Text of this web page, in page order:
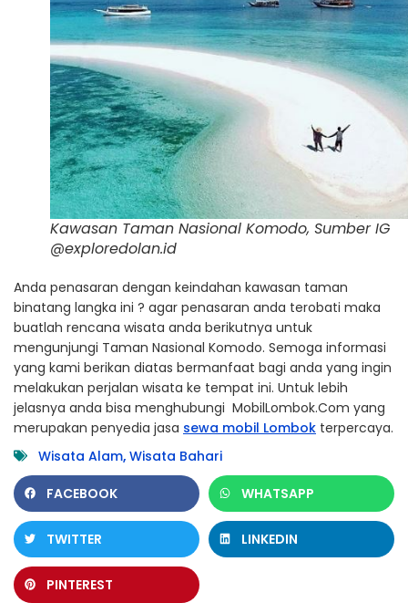
Kawasan Taman Nasional Komodo, Sumber IG
@exploredolan.id
Anda penasaran dengan keindahan kawasan taman
binatang langka ini ? agar penasaran anda terobati maka
buatlah rencana wisata anda berikutnya untuk
mengunjungi Taman Nasional Komodo. Semoga informasi
yang kami berikan diatas bermanfaat bagi anda yang ingin
melakukan perjalan wisata ke tempat ini. Untuk lebih
jelasnya anda bisa menghubungi MobilLombok.Com yang
merupakan penyedia jasa sewa mobil Lombok terpercaya.
Wisata Alam, Wisata Bahari
FACEBOOK WHATSAPP
TWITTER LINKEDIN
PINTEREST